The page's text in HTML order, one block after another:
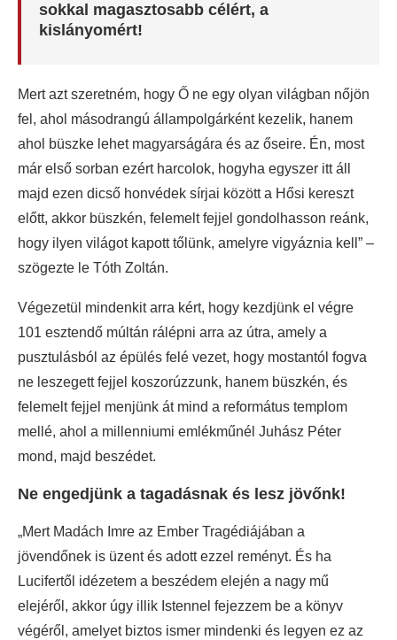
sokkal magasztosabb célért, a
kislányomért!
Mert azt szeretném, hogy Ő ne egy olyan világban nőjön
fel, ahol másodrangú állampolgárként kezelik, hanem
ahol büszke lehet magyarságára és az őseire. Én, most
már első sorban ezért harcolok, hogyha egyszer itt áll
majd ezen dicső honvédek sírjai között a Hősi kereszt
előtt, akkor büszkén, felemelt fejjel gondolhasson reánk,
hogy ilyen világot kapott tőlünk, amelyre vigyáznia kell” –
szögezte le Tóth Zoltán.
Végezetül mindenkit arra kért, hogy kezdjünk el végre
101 esztendő múltán rálépni arra az útra, amely a
pusztulásból az épülés felé vezet, hogy mostantól fogva
ne leszegett fejjel koszorúzzunk, hanem büszkén, és
felemelt fejjel menjünk át mind a református templom
mellé, ahol a millenniumi emlékműnél Juhász Péter
mond, majd beszédet.
Ne engedjünk a tagadásnak és lesz jövőnk!
„Mert Madách Imre az Ember Tragédiájában a
jövendőnek is üzent és adott ezzel reményt. És ha
Lucifertől idézetem a beszédem elején a nagy mű
elejéről, akkor úgy illik Istennel fejezzem be a könyv
végéről, amelyet biztos ismer mindenki és legyen ez az